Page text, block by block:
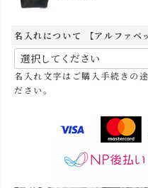
名入れについて 【アルファ
名入れ文字はご購入手続きの
ださい。